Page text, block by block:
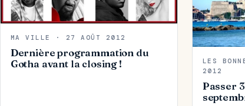
MA VILLE · 27 AOÛT 2012
Dernière programmation du
Gotha avant la closing !
LES
2012
Passer